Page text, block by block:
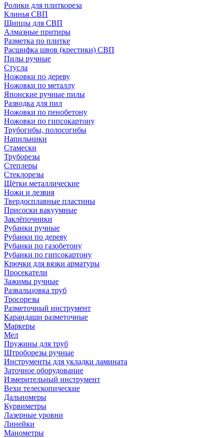
Ролики для плиткореза
Клинья СВП
Щипцы для СВП
Алмазные притиры
Разметка по плитке
Расшифка швов (крестики) СВП
Пилы ручные
Стусла
Ножовки по дереву
Ножовки по металлу
Японские ручные пилы
Разводка для пил
Ножовки по пенобетону
Ножовки по гипсокартону
Трубогибы, полосогибы
Напильники
Стамески
Труборезы
Степлеры
Стеклорезы
Щётки металлические
Ножи и лезвия
Твердосплавные пластины
Присоски вакуумные
Заклёпочники
Рубанки ручные
Рубанки по дереву
Рубанки по газобетону
Рубанки по гипсокартону
Крючки для вязки арматуры
Просекатели
Зажимы ручные
Развальцовка труб
Тросорезы
Разметочный инструмент
Карандаши разметочные
Маркеры
Мел
Пружины для труб
Штроборезы ручные
Инструменты для укладки ламината
Заточное оборудование
Измерительный инструмент
Вехи телескопические
Дальномеры
Курвиметры
Лазерные уровни
Линейки
Манометры